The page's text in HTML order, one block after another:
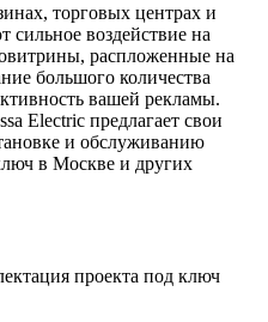
торговых центрах и
сильное воздействие на
распложенные на
большого количества
вашей рекламы.
Electric предлагает свои
и обслуживанию
в Москве и других
проекта под ключ